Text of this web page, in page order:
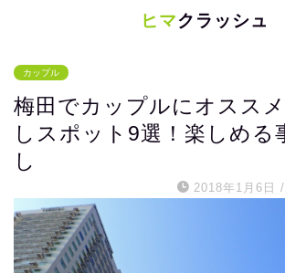
ヒマクラッシュ
カップル
梅田でカップルにオスス
しスポット9選！楽しめる
し
2018年1月6日 /